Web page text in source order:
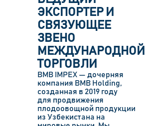
ЭКСПОРТЕР И
СВЯЗУЮЩЕЕ
ЗВЕНО
МЕЖДУНАРОДНОЙ
ТОРГОВЛИ
BMB IMPEX — дочерняя
компания BMB Holding,
созданная в 2019 году
для продвижения
плодоовощной продукции
из Узбекистана на